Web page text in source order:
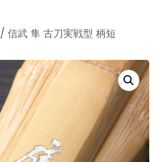
/ 信武 隼 古刀実戦型 柄短